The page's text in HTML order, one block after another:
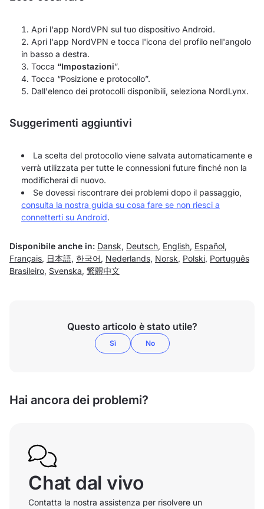
Apri l'app NordVPN sul tuo dispositivo Android.
Apri l'app NordVPN e tocca l'icona del profilo nell'angolo
in basso a destra.
Tocca “Impostazioni”.
Tocca “Posizione e protocollo”.
Dall'elenco dei protocolli disponibili, seleziona NordLynx.
Suggerimenti aggiuntivi
La scelta del protocollo viene salvata automaticamente e
verrà utilizzata per tutte le connessioni future finché non la
modificherai di nuovo.
Se dovessi riscontrare dei problemi dopo il passaggio,
consulta la nostra guida su cosa fare se non riesci a
connetterti su Android.
Disponibile anche in: Dansk, Deutsch, English, Español,
Français, 日本語, 한국어 , Nederlands, Norsk, Polski, Português
Brasileiro, Svenska, 繁體中文
Questo articolo è stato utile?
Sì No
Hai ancora dei problemi?
Chat dal vivo
Contatta la nostra assistenza per risolvere un